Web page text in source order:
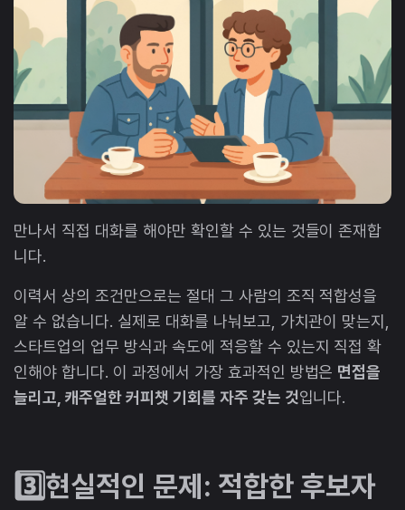
만나서 직접 대화를 해야만 확인할 수 있는 것들이 존재합
니다.
이력서 상의 조건만으로는 절대 그 사람의 조직 적합성을
알 수 없습니다. 실제로 대화를 나눠보고, 가치관이 맞는지,
스타트업의 업무 방식과 속도에 적응할 수 있는지 직접 확
인해야 합니다. 이 과정에서 가장 효과적인 방법은 면접을
늘리고, 캐주얼한 커피챗 기회를 자주 갖는 것입니다.
3️⃣현실적인 문제: 적합한 후보자